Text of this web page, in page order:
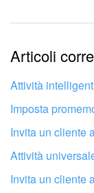
Le
Troppo
Non mi
Articoli
Attività
Imposta
Invita un cliente
Attività
Invita un cliente